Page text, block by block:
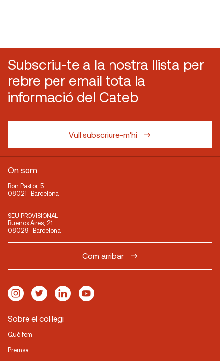
Subscriu-te a la nostra llista per
rebre per email tota la
informació del Cateb
Vull subscriure-m'hi
On som
Bon Pastor, 5
08021 · Barcelona
SEU PROVISIONAL
Buenos Aires, 21
08029 · Barcelona
Com arribar
Sobre el col·legi
Què fem
Premsa